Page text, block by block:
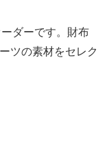
ダーです。財布
ツの素材をセレク